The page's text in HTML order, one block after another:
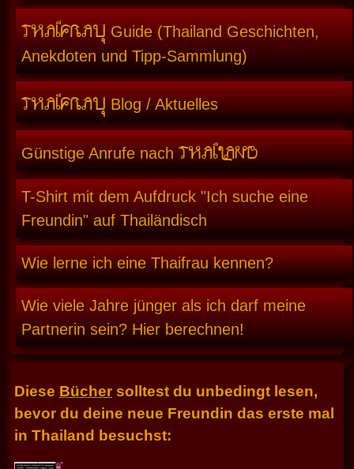
THAIFRAU Guide (Thailand Geschichten,
Anekdoten und Tipp-Sammlung)
THAIFRAUBlog / Aktuelles
Günstige Anrufe nachTHAILAND
T-Shirt mit dem Aufdruck "Ich suche eine
Freundin" auf Thailändisch
Wie lerne ich eine Thaifrau kennen?
Wie viele Jahre jünger als ich darf meine
Partnerin sein? Hier berechnen!
Diese Büchersolltest du unbedingt lesen,
bevor du deine neue Freundin das erste mal
in Thailand besuchst: